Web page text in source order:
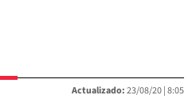
Actualizado:23/08/20 |8:05